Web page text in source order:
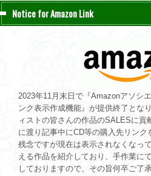
Notice for Amazon Link
2023年11月末日で『Amazonアソシ
ンク表示作成機能』が提供終了とな
ィストの皆さんの作品のSALESに貢
に渡り記事中にCD等の購入先リンク
残念ですが現在は表示されなくなっ
える作品を紹介しており、手作業に
しておりますので、その旨何卒ご了